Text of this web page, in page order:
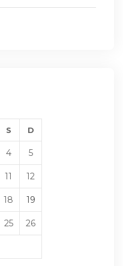
S D
4 5
11 12
18 19
25 26